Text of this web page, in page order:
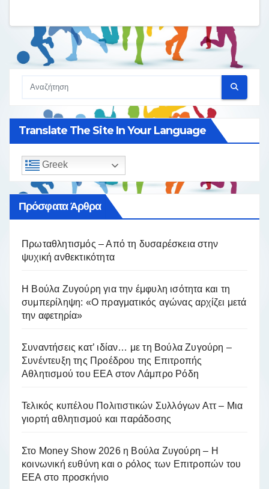
Translate The Site In Your Language
Greek
Πρόσφατα Άρθρα
Πρωταθλητισμός – Από τη δυσαρέσκεια στην
ψυχική ανθεκτικότητα
Η Βούλα Ζυγούρη για την έμφυλη ισότητα και τη
συμπερίληψη: «Ο πραγματικός αγώνας αρχίζει μετά
την αφετηρία»
Συναντήσεις κατ’ ιδίαν… με τη Βούλα Ζυγούρη –
Συνέντευξη της Προέδρου της Επιτροπής
Αθλητισμού του ΕΕΑ στον Λάμπρο Ρόδη
Τελικός κυπέλου Πολιτιστικών Συλλόγων Αττ – Μια
γιορτή αθλητισμού και παράδοσης
Στο Money Show 2026 η Βούλα Ζυγούρη – Η
κοινωνική ευθύνη και ο ρόλος των Επιτροπών του
ΕΕΑ στο προσκήνιο